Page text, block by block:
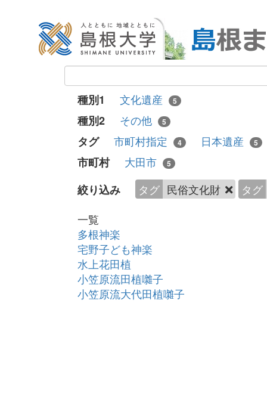
種別1 文化遺産 5
種別2 その他 5
タグ 市町村指定 4 日本遺産 5
市町村 大田市 5
絞り込み タグ 民俗文化財
タグ
一覧
多根神楽
宅野子ども神楽
水上花田植
小笠原流田植囃子
小笠原流大代田植囃子